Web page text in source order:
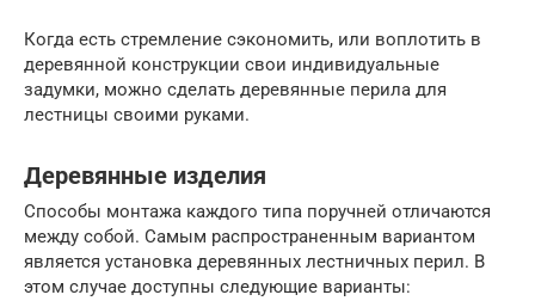
Когда есть стремление сэкономить, или воплотить в
деревянной конструкции свои индивидуальные
задумки, можно сделать деревянные перила для
лестницы своими руками.
Деревянные изделия
Способы монтажа каждого типа поручней отличаются
между собой. Самым распространенным вариантом
является установка деревянных лестничных перил. В
этом случае доступны следующие варианты: